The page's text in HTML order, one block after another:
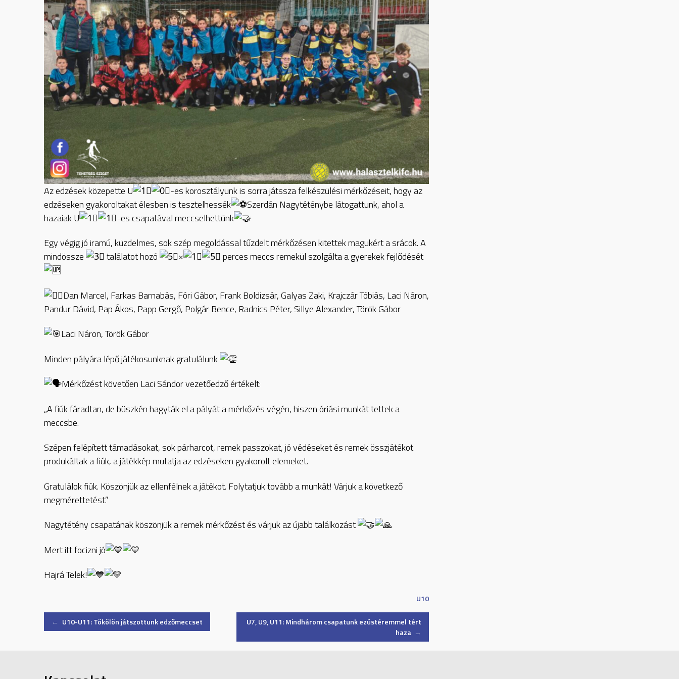
Az edzések közepette U
-es korosztályunk is sorra játssza felkészülési mérkőzéseit, hogy az
edzéseken gyakoroltakat élesben is tesztelhessék
Szerdán Nagytéténybe látogattunk, ahol a
hazaiak U
-es csapatával meccselhettünk
Egy végig jó iramú, küzdelmes, sok szép megoldással tűzdelt mérkőzésen kitettek magukért a srácok. A
mindössze
találatot hozó × perces meccs remekül szolgálta a gyerekek fejlődését
Dan Marcel, Farkas Barnabás, Fóri Gábor, Frank Boldizsár, Galyas Zaki, Krajczár Tóbiás, Laci Náron,
Pandur Dávid, Pap Ákos, Papp Gergő, Polgár Bence, Radnics Péter, Sillye Alexander, Török Gábor
Laci Náron, Török Gábor
Minden pályára lépő játékosunknak gratulálunk
Mérkőzést követően Laci Sándor vezetőedző értékelt:
„A fiúk fáradtan, de büszkén hagyták el a pályát a mérkőzés végén, hiszen óriási munkát tettek a
meccsbe.
Szépen felépített támadásokat, sok párharcot, remek passzokat, jó védéseket és remek összjátékot
produkáltak a fiúk, a játékkép mutatja az edzéseken gyakorolt elemeket.
Gratulálok fiúk. Köszönjük az ellenfélnek a játékot. Folytatjuk tovább a munkát! Várjuk a következő
megmérettetést.”
Nagytétény csapatának köszönjük a remek mérkőzést és várjuk az újabb találkozást
Mert itt focizni jó
Hajrá Telek!
U10
Post
navigation
← U10-U11: Tökölön játszottunk edzőmeccset
U7, U9, U11: Mindhárom csapatunk ezüstéremmel tért
haza →